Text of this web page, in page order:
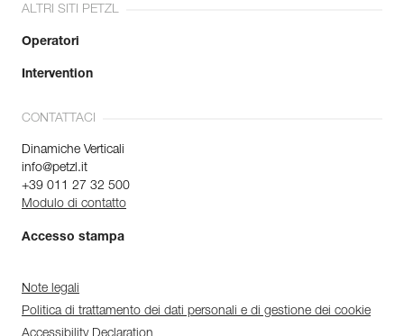
ALTRI SITI PETZL
Operatori
Intervention
CONTATTACI
Dinamiche Verticali
info@petzl.it
+39 011 27 32 500
Modulo di contatto
Accesso stampa
Note legali
Politica di trattamento dei dati personali e di gestione dei cookie